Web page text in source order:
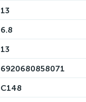
13
6.8
13
6920680858071
C148